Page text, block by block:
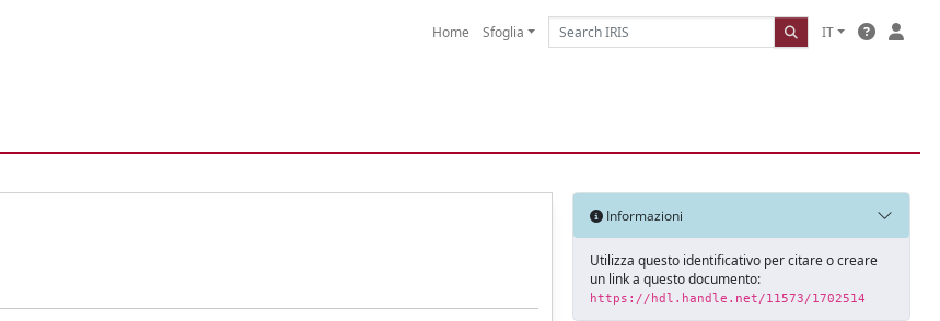
Home Sfoglia IT
Informazioni
Utilizza questo identificativo per citare o creare
un link a questo documento:
https://hdl.handle.net/11573/1702514